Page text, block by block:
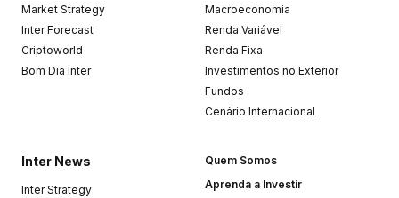
Market Strategy
Inter Forecast
Criptoworld
Bom Dia Inter
Macroeconomia
Renda Variável
Renda Fixa
Investimentos no Exterior
Fundos
Cenário Internacional
Inter News
Inter Strategy
Quem Somos
Aprenda a Investir